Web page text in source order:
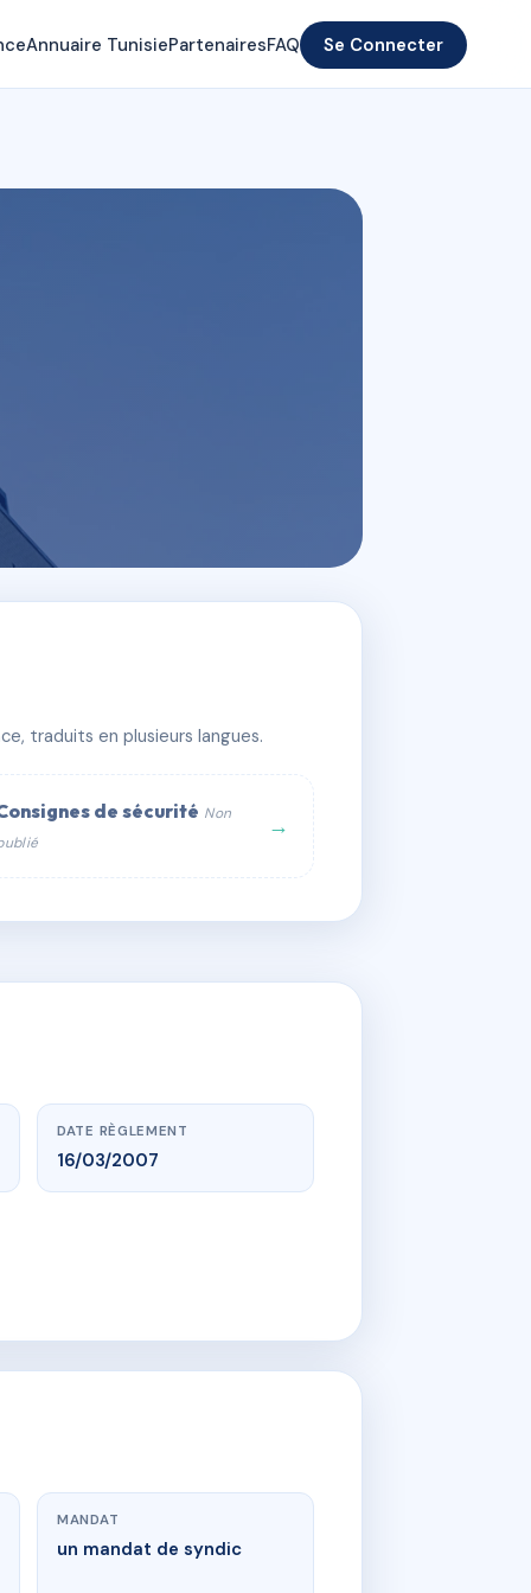
Annuaire TunisiePartenairesFAQ Se Connecter
traduits en plusieurs langues.
de sécurité Non
→
DATE RÈGLEMENT
16/03/2007
MANDAT
un mandat de syndic